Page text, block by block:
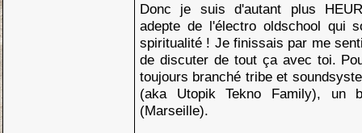
Donc je suis d'autant plus
adepte de l'électro oldschool qui
spiritualité ! Je finissais par me
de discuter de tout ça avec toi.
toujours branché tribe et
(aka Utopik Tekno Family), un
(Marseille).